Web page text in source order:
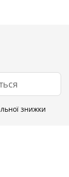
знижки